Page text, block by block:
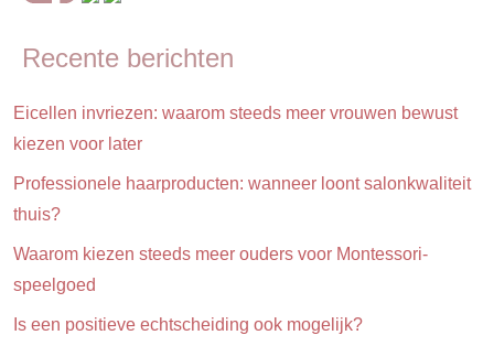
Recente berichten
Eicellen invriezen: waarom steeds meer vrouwen bewust
kiezen voor later
Professionele haarproducten: wanneer loont salonkwaliteit
thuis?
Waarom kiezen steeds meer ouders voor Montessori-
speelgoed
Is een positieve echtscheiding ook mogelijk?